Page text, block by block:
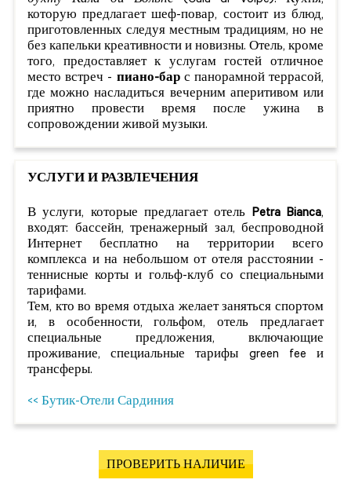
которую предлагает шеф-повар, состоит из блюд,
приготовленных следуя местным традициям, но не
без капельки креативности и новизны. Отель, кроме
того, предоставляет к услугам гостей отличное
место встреч - пиано-барс панорамной террасой,
где можно насладиться вечерним аперитивом или
приятно провести время после ужина в
сопровождении живой музыки.
УСЛУГИ И РАЗВЛЕЧЕНИЯ
В услуги, которые предлагает отель Petra Bianca,
входят: бассейн, тренажерный зал, беспроводной
Интернет бесплатно на территории всего
комплекса и на небольшом от отеля расстоянии -
теннисные корты и гольф-клуб со специальными
тарифами.
Тем, кто во время отдыха желает заняться спортом
и, в особенности, гольфом, отель предлагает
специальные предложения, включающие
проживание, специальные тарифы green fee и
трансферы.
<< Бутик-Отели Сардиния
ПРОВЕРИТЬ НАЛИЧИЕ